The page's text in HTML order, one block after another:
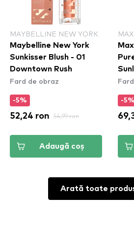
MAYBELLINE NEW YORK
Maybelline New York
Sunkisser Blush - 01
Downtown Rush​
Fard de obraz
-5%
52,24 ron 54,99 ron
Adaugă coș
-5%
Arată toate